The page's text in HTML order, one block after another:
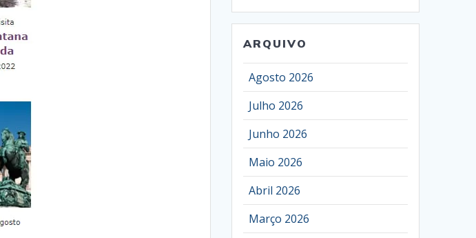
ARQUIVO
Agosto 2026
Julho 2026
Junho 2026
Maio 2026
Abril 2026
Março 2026